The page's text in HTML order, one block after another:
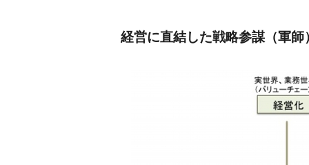
経営に直結した戦略参謀（軍師